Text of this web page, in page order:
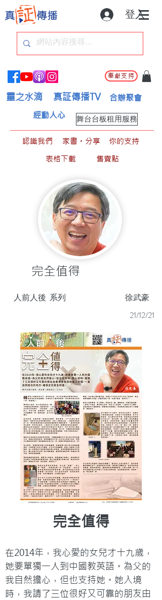
登入
奉獻支持
靈之水滴 真証傳播TV 合辦聚會
舞台台板租用服務
經動人心
認識我們 家書。分享
你的支持
表格下載
售賣點
完全值得
徐武豪
人前人後 系列
21/12/21
完全值得
在2014年，我心愛的女兒才十九歲，
她要單獨一人到中國教英語。為父的
我自然擔心，但也支持她。她入境
時，我請了三位很好又可靠的朋友由